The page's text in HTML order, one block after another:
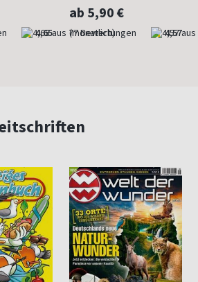
4,65
ab 5,90 €
(monatlich) 4,57